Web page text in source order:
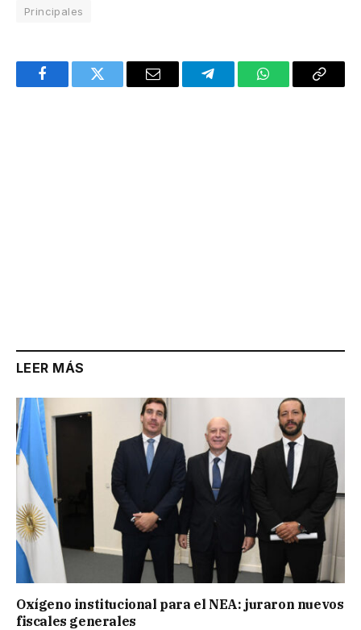
Principales
FacebookTwitter Email TelegramWhatsAppCopy
LEER MÁS
Oxígeno institucional para el NEA: juraron nuevos
fiscales generales